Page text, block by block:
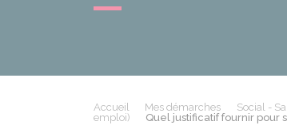
Accueil Mes démarches Social -
emploi)
Quel justificatif fournir pour